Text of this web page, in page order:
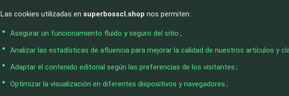
Las cookies utilizadas en superbosscl.shop nos permiten:
Asegurar un funcionamiento fluido y seguro del sitio ;
Analizar las estadísticas de afluencia para mejorar la calidad de nuestros artículos y
Adaptar el contenido editorial según las preferencias de los visitantes ;
Optimizar la visualización en diferentes dispositivos y navegadores ;